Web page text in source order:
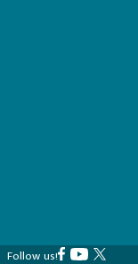
Follow us!